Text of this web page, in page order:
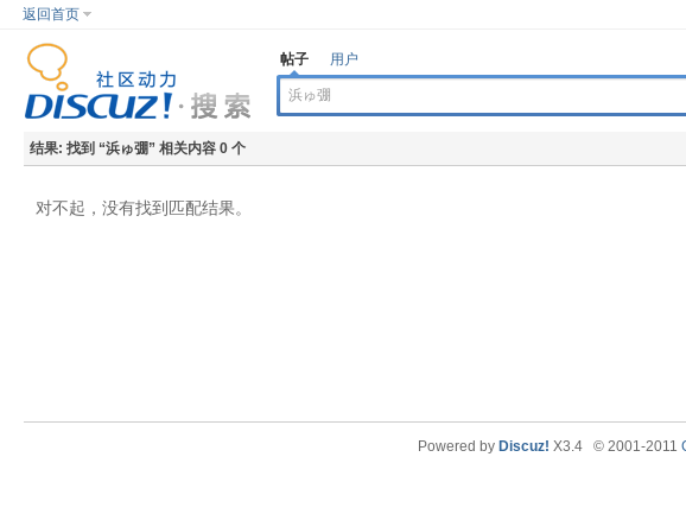
返回首页
帖子 用户
结果: 找到 “浜ゅ弸” 相关内容 0 个
对不起，没有找到匹配结果。
Powered by Discuz! X3.4 © 2001-2011